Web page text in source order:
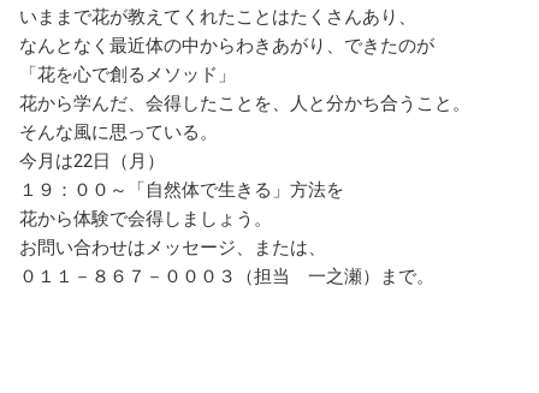
いままで花が教えてくれたことはたくさんあり、
なんとなく最近体の中からわきあがり、できたのが
「花を心で創るメソッド」
花から学んだ、会得したことを、人と分かち合うこと。
そんな風に思っている。
今月は22日（月）
１９：００～「自然体で生きる」方法を
花から体験で会得しましょう。
お問い合わせはメッセージ、または、
０１１－８６７－０００３（担当 一之瀬）まで。